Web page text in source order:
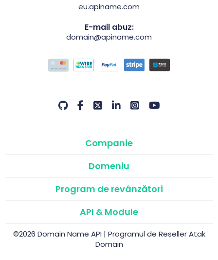
eu.apiname.com
E-mail abuz:
domain@apiname.com
Companie
Domeniu
Program de revânzători
API & Module
©2026 Domain Name API | Programul de Reseller Atak
Domain